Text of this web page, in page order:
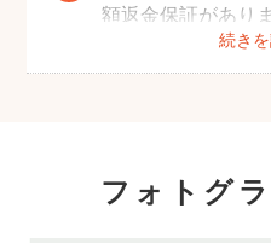
続き
額返金保証があり
フォトグ